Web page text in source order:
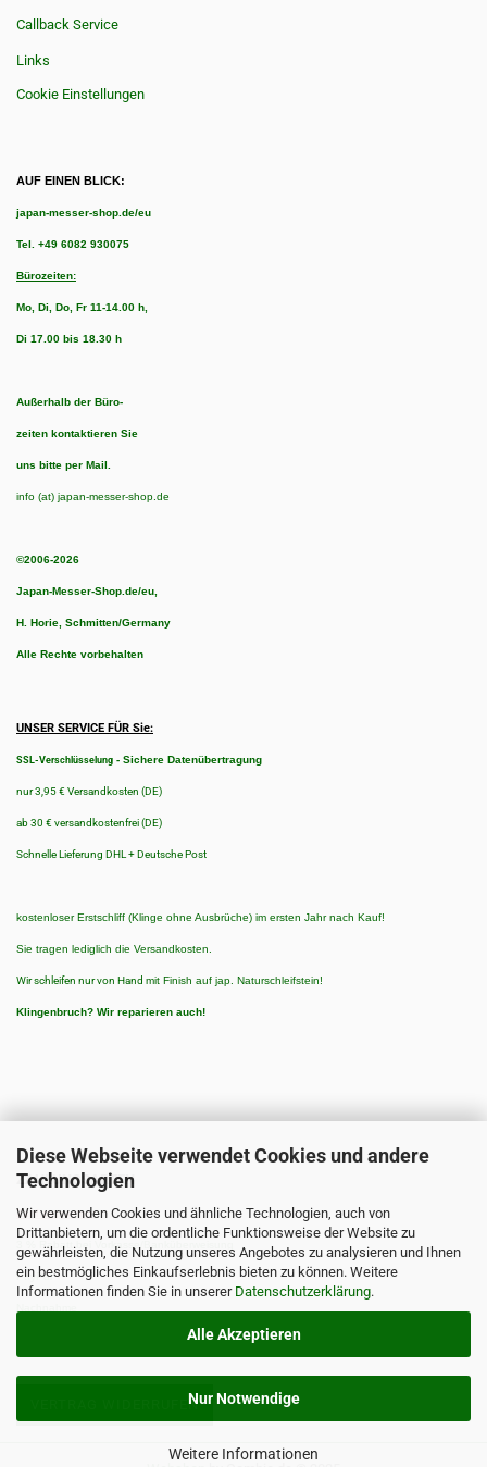
Diese Webseite verwendet Cookies und andere
Technologien
Wir verwenden Cookies und ähnliche Technologien, auch von
Drittanbietern, um die ordentliche Funktionsweise der Website zu
gewährleisten, die Nutzung unseres Angebotes zu analysieren und Ihnen
ein bestmögliches Einkaufserlebnis bieten zu können. Weitere
Informationen finden Sie in unserer Datenschutzerklärung.
Alle Akzeptieren
Nur Notwendige
Weitere Informationen
Callback Service
Links
Cookie Einstellungen
AUF EINEN BLICK:
japan-messer-shop.de/eu
Tel. +49 6082 930075
Bürozeiten:
Mo, Di, Do, Fr 11-14.00 h,
Di 17.00 bis 18.30 h
Außerhalb der Büro-
zeiten kontaktieren Sie
uns bitte per Mail.
info (at) japan-messer-shop.de
©2006-2026
Japan-Messer-Shop.de/eu,
H. Horie, Schmitten/Germany
Alle Rechte vorbehalten
UNSER SERVICE FÜR Sie:
SSL-Verschlüsselung - Sichere Datenübertragung
nur 3,95 € Versandkosten (DE)
ab 30 € versandkostenfrei (DE)
Schnelle Lieferung DHL + Deutsche Post
kostenloser Erstschliff (Klinge ohne Ausbrüche) im ersten Jahr nach Kauf!
Sie tragen lediglich die Versandkosten.
Wir schleifen nur von Hand mit Finish auf jap. Naturschleifstein!
Klingenbruch? Wir reparieren auch!
ZAHLUNGSARTEN
Zahlungsarten:
3 % Rabatt bei Vorkasse/Banküberweisung
PayPal
VERTRAG WIDERRUFEN